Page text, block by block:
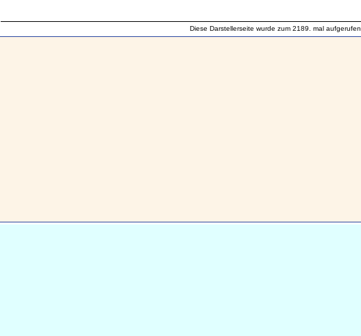
Diese Darstellerseite wurde zum 2189. mal aufgerufen.